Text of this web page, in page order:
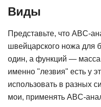
Виды
Представьте, что ABC-
швейцарского ножа для
один, а функций —
именно "лезвия" есть у
использовать в разных
мои, применять ABC-